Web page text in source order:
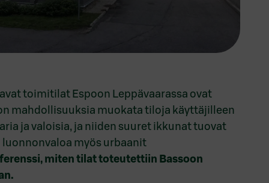
toimitilat Espoon Leppävaarassa ovat
mahdollisuuksia muokata tiloja käyttäjilleen
ja valoisia, ja niiden suuret ikkunat tuovat
myös urbaanit
miten tilat toteutettiin Bassoon